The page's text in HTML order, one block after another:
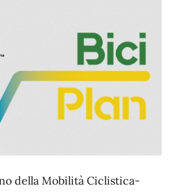
della Mobilità Ciclistica-